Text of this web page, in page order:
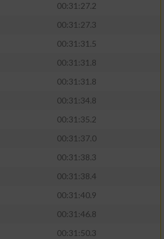
00:31:27.2
00:31:27.3
00:31:31.5
00:31:31.8
00:31:31.8
00:31:34.8
00:31:35.2
00:31:37.0
00:31:38.3
00:31:38.4
00:31:40.9
00:31:46.8
00:31:50.3